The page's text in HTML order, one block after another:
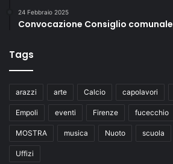
24 Febbraio 2025
Convocazione Consiglio
Tags
arazzi arte Calcio capolavori
Empoli eventi Firenze fucecchio
MOSTRA musica Nuoto scuola
Uffizi